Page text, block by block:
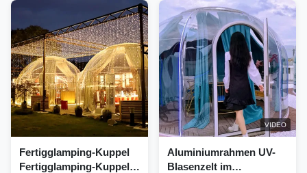
Fertigglamping-Kuppel
Fertigglamping-Kuppel
VIDEO
Aluminiumrahmen UV-
Blasenzelt im